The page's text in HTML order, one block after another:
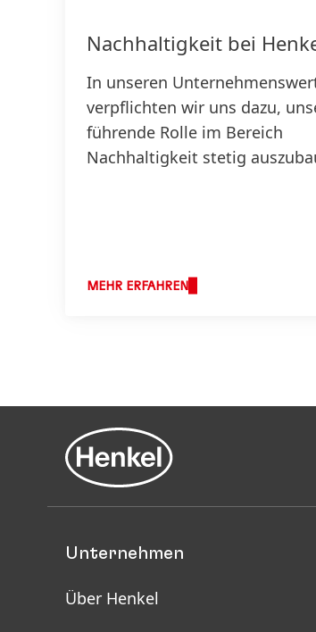
Nachhaltigkeit bei
In unseren
verpflichten wir uns dazu,
führende Rolle im Bereich
Nachhaltigkeit stetig
MEHR ERFAHREN
Unternehmen
Über Henkel